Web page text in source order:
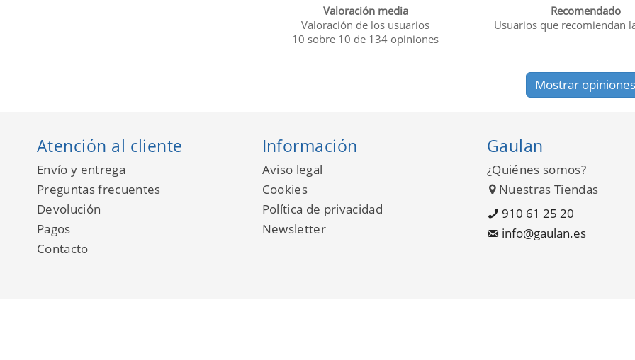
Valoración media
Valoración de los usuarios
10 sobre 10 de 134 opiniones
Recomendado
Usuarios que recomiendan
Mostrar
Atención al cliente
Envío y entrega
Preguntas frecuentes
Devolución
Pagos
Contacto
Información
Aviso legal
Cookies
Política de privacidad
Newsletter
Gaulan
¿Quiénes somos?
Nuestras Tiendas
910 61 25 20
info@gaulan.es